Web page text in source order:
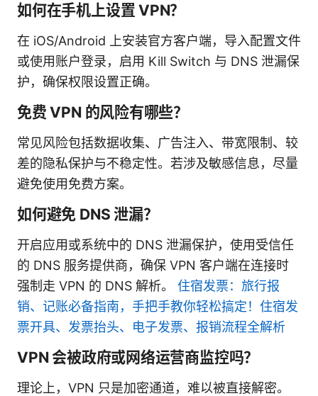
如何在手机上设置 VPN？
在 iOS/Android 上安装官方客户端，导入配置文件
或使用账户登录，启用 Kill Switch 与 DNS 泄漏保
护，确保权限设置正确。
免费 VPN 的风险有哪些？
常见风险包括数据收集、广告注入、带宽限制、较
差的隐私保护与不稳定性。若涉及敏感信息，尽量
避免使用免费方案。
如何避免 DNS 泄漏？
开启应用或系统中的 DNS 泄漏保护，使用受信任
的 DNS 服务提供商，确保 VPN 客户端在连接时
强制走 VPN 的 DNS 解析。 住宿发票：旅行报
销、记账必备指南，手把手教你轻松搞定！住宿发
票开具、发票抬头、电子发票、报销流程全解析
VPN 会被政府或网络运营商监控吗？
理论上，VPN 只是加密通道，难以被直接解密。